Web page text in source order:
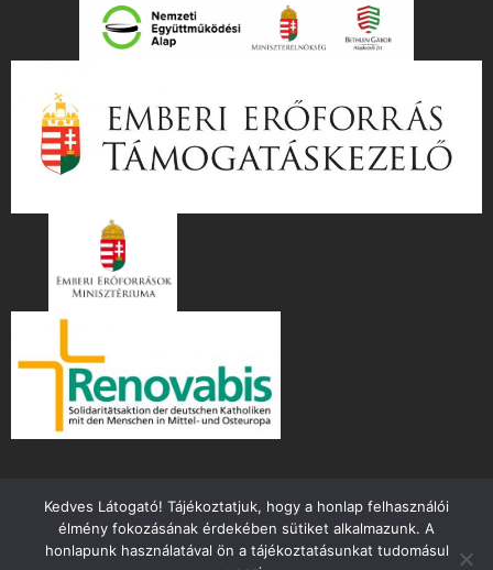
Kedves Látogató! Tájékoztatjuk, hogy a honlap felhasználói
élmény fokozásának érdekében sütiket alkalmazunk. A
honlapunk használatával ön a tájékoztatásunkat tudomásul